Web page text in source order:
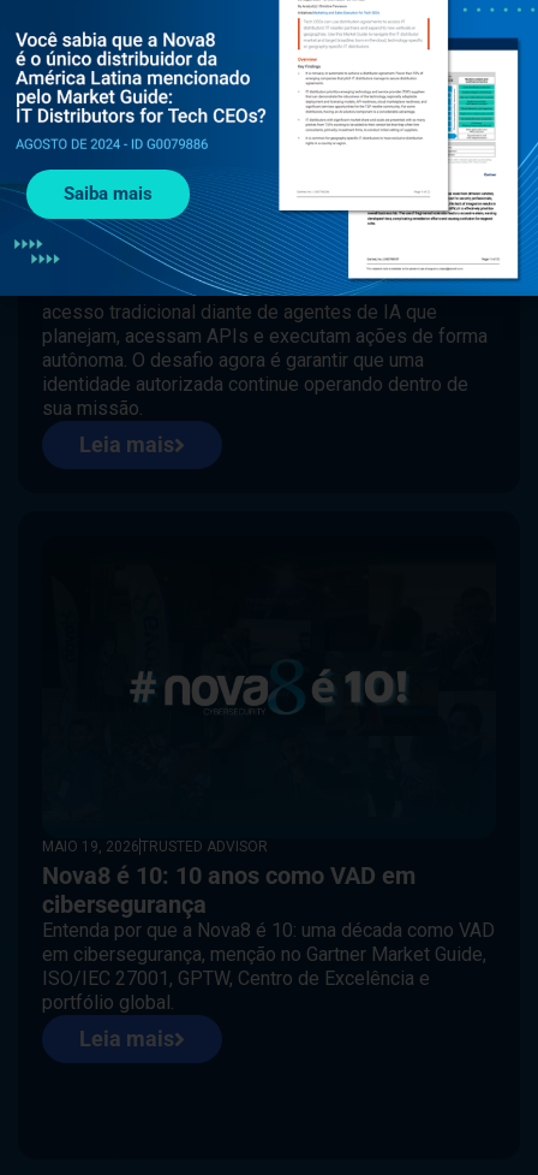
SOLUÇÕES
Zero Trust e agentes de IA: a visão de
Fernando Salla no Gartner 2026
No Gartner Security & Risk Management 2026,
Fernando Salla discutiu os limites do controle de
acesso tradicional diante de agentes de IA que
planejam, acessam APIs e executam ações de forma
autônoma. O desafio agora é garantir que uma
identidade autorizada continue operando dentro de
sua missão.
Leia mais
MAIO 19, 2026TRUSTED ADVISOR
Nova8 é 10: 10 anos como VAD em
cibersegurança
Entenda por que a Nova8 é 10: uma década como VAD
em cibersegurança, menção no Gartner Market Guide,
ISO/IEC 27001, GPTW, Centro de Excelência e
portfólio global.
Leia mais
Saiba mais